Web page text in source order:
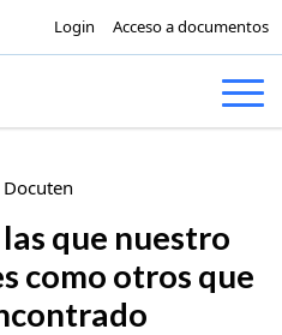
Login Acceso a documentos
que nuestro
como otros que